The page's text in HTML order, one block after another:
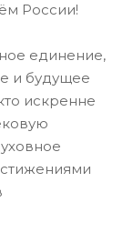
России!
единение,
и будущее
искренне